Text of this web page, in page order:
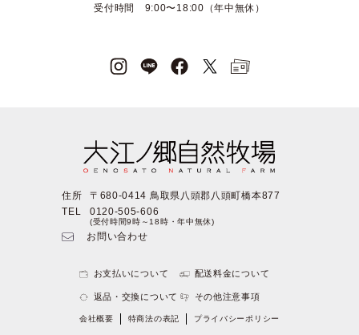
受付時間 9:00〜18:00（年中無休）
住所
〒680-0414 鳥取県八頭郡八頭町橋本877
TEL
0120-505-606
(受付時間9時～18時・年中無休)
お問い合わせ
お支払いについて 配送料金について
返品・交換について その他注意事項
会社概要 特商法の表記 プライバシーポリシー